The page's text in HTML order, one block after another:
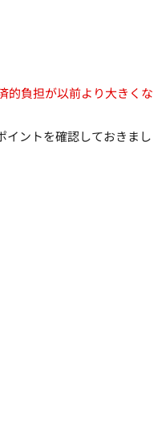
的負担が以前より大きくな
イントを確認しておきまし